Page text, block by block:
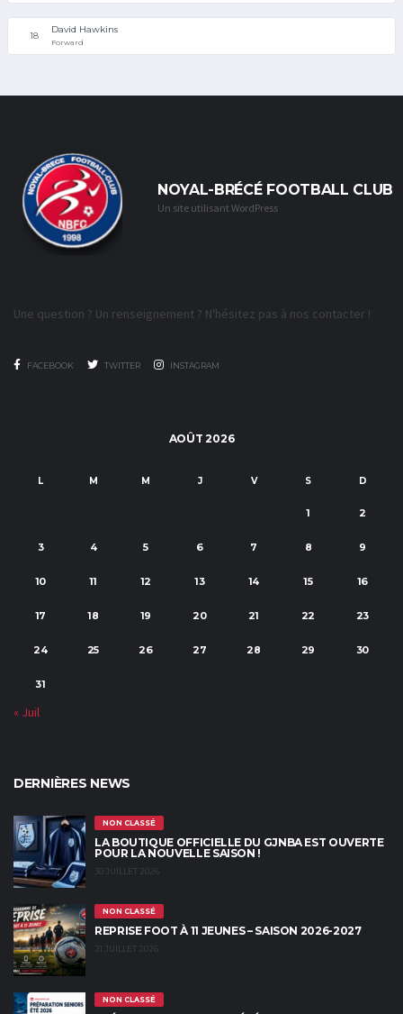
18
David Hawkins
Forward
NOYAL-BRÉCÉ FOOTBALL CLUB
Un site utilisant WordPress
Une question ? Un renseignement ? N'hésitez pas à nos contacter !
FACEBOOK TWITTER INSTAGRAM
AOÛT 2026
L M M J V S D
1 2
3 4 5 6 7 8 9
10 11 12 13 14 15 16
17 18 19 20 21 22 23
24 25 26 27 28 29 30
31
« Juil
DERNIÈRES NEWS
NON CLASSÉ
LA BOUTIQUE OFFICIELLE DU GJNBA EST OUVERTE
POUR LA NOUVELLE SAISON !
30 JUILLET 2026
NON CLASSÉ
REPRISE FOOT À 11 JEUNES – SAISON 2026-2027
21 JUILLET 2026
NON CLASSÉ